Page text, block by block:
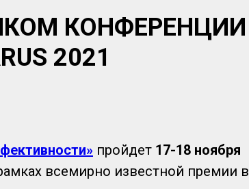
КОНФЕРЕНЦИИ
2021
пройдет 17-18 ноября
всемирно известной премии в